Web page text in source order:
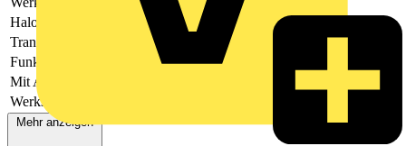
Halogenfrei
Transparent
Funkgesteuert
Mit Abdeckung
Werkstoffgüte
Mehr anzeigen